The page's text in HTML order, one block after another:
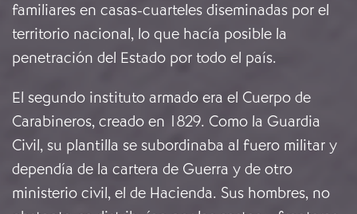
familiares en casas-cuarteles diseminadas por el
territorio nacional, lo que hacía posible la
penetración del Estado por todo el país.
El segundo instituto armado era el Cuerpo de
Carabineros, creado en 1829. Como la Guardia
Civil, su plantilla se subordinaba al fuero militar y
dependía de la cartera de Guerra y de otro
ministerio civil, el de Hacienda. Sus hombres, no